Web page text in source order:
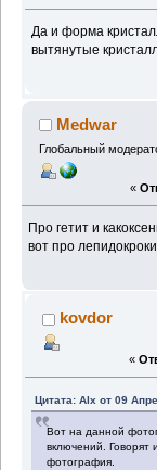
Да и форма
вытянутые
Medwar
Глобальный
«
Про гетит и
вот про
kovdor
«
Цитата: Alx от 09
Вот на данной
включений. Говорят
фотография.